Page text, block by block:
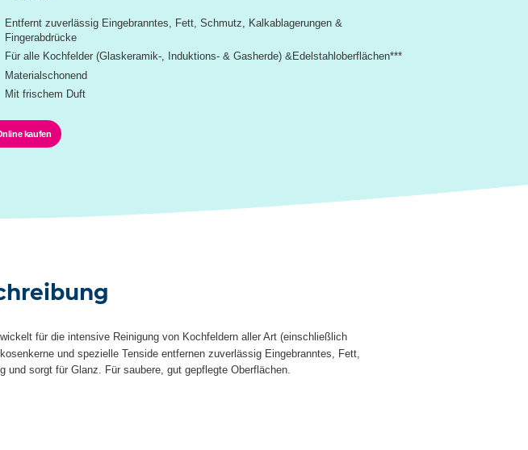
Entfernt zuverlässig Eingebranntes, Fett, Schmutz, Kalkablagerungen &
Fingerabdrücke
Für alle Kochfelder (Glaskeramik-, Induktions- & Gasherde) &Edelstahloberflächen***
Materialschonend
Mit frischem Duft
kaufen
für die intensive Reinigung von Kochfeldern aller Art (einschließlich
und spezielle Tenside entfernen zuverlässig Eingebranntes, Fett,
sorgt für Glanz. Für saubere, gut gepflegte Oberflächen.